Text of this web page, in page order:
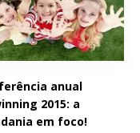
anual
2015: a
em foco!